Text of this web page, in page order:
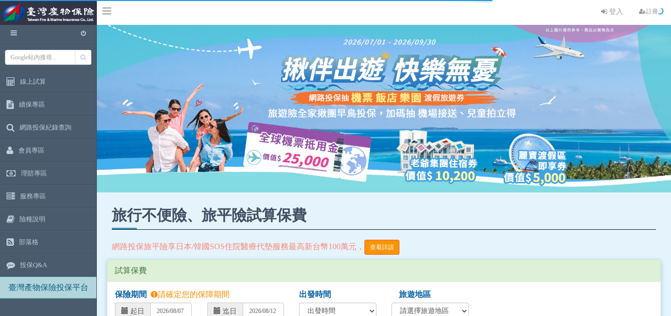
登入 註冊
線上試算
續保專區
網路投保紀錄查詢
會員專區
理賠專區
服務專區
險種說明
部落格
投保Q&A
臺灣產物保險投保平台
旅行不便險、旅平險試算保費
網路投保旅平險享日本/韓國SOS住院醫療代墊服務最高新台幣100萬元， 查看詳請
試算保費
保險期間 請確定您的保障期間
起日 迄日
出發時間 旅遊地區